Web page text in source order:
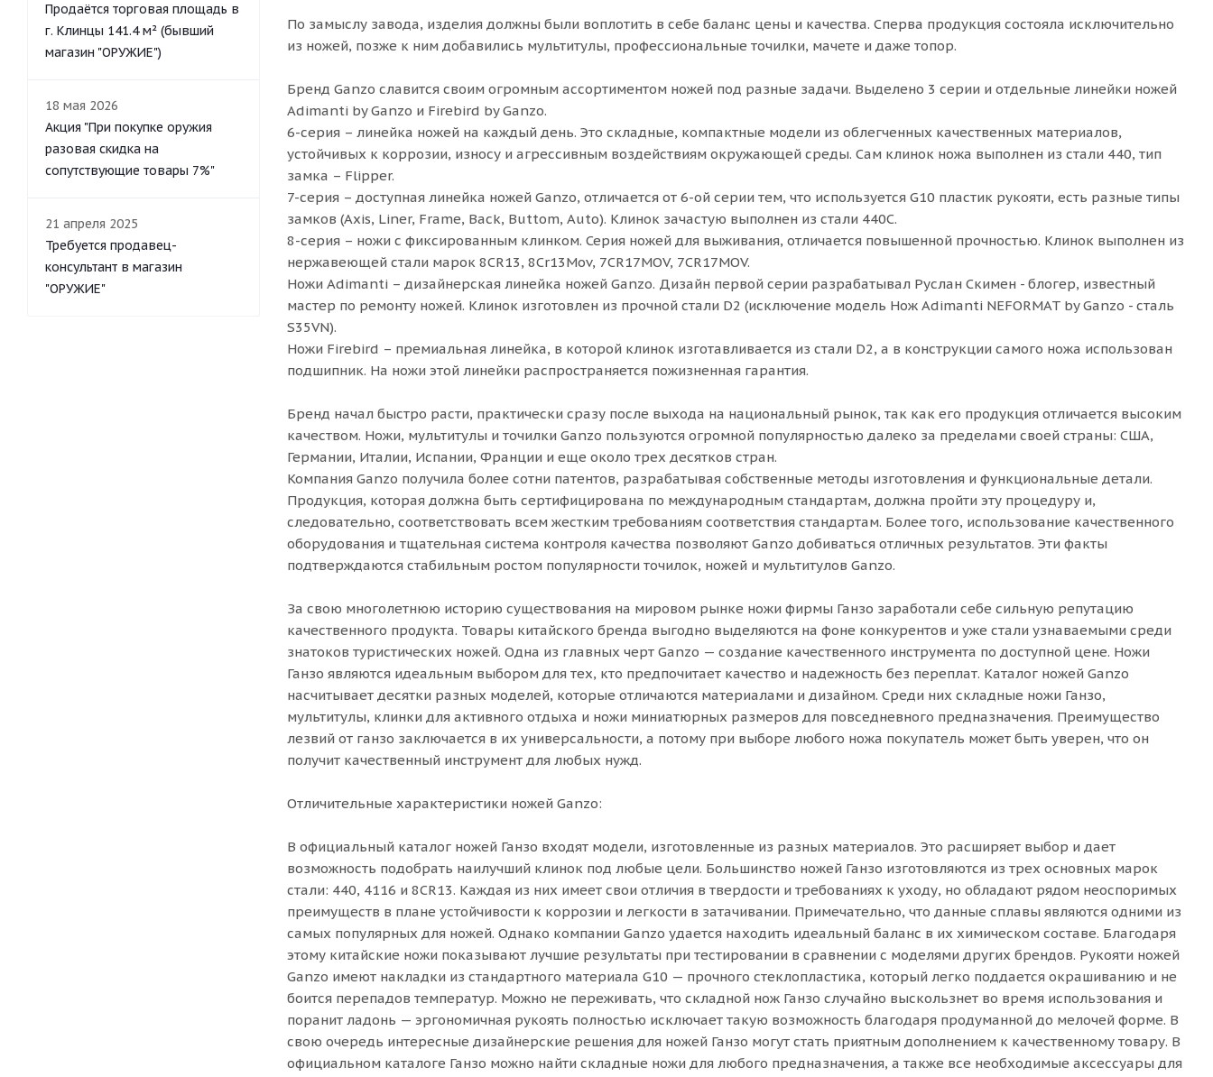
По замыслу завода, изделия должны были воплотить в себе баланс цены и качества. Сперва продукция состояла исключительно
из ножей, позже к ним добавились мультитулы, профессиональные точилки, мачете и даже топор.
Бренд Ganzo славится своим огромным ассортиментом ножей под разные задачи. Выделено 3 серии и отдельные линейки ножей
Adimanti by Ganzo и Firebird by Ganzo.
6-серия – линейка ножей на каждый день. Это складные, компактные модели из облегченных качественных материалов,
устойчивых к коррозии, износу и агрессивным воздействиям окружающей среды. Сам клинок ножа выполнен из стали 440, тип
замка – Flipper.
7-серия – доступная линейка ножей Ganzo, отличается от 6-ой серии тем, что используется G10 пластик рукояти, есть разные типы
замков (Axis, Liner, Frame, Back, Buttom, Auto). Клинок зачастую выполнен из стали 440C.
8-серия – ножи с фиксированным клинком. Серия ножей для выживания, отличается повышенной прочностью. Клинок выполнен из
нержавеющей стали марок 8CR13, 8Cr13Mov, 7CR17MOV, 7CR17MOV.
Ножи Adimanti – дизайнерская линейка ножей Ganzo. Дизайн первой серии разрабатывал Руслан Скимен - блогер, известный
мастер по ремонту ножей. Клинок изготовлен из прочной стали D2 (исключение модель Нож Adimanti NEFORMAT by Ganzo - сталь
S35VN).
Ножи Firebird – премиальная линейка, в которой клинок изготавливается из стали D2, а в конструкции самого ножа использован
подшипник. На ножи этой линейки распространяется пожизненная гарантия.
Бренд начал быстро расти, практически сразу после выхода на национальный рынок, так как его продукция отличается высоким
качеством. Ножи, мультитулы и точилки Ganzo пользуются огромной популярностью далеко за пределами своей страны: США,
Германии, Италии, Испании, Франции и еще около трех десятков стран.
Компания Ganzo получила более сотни патентов, разрабатывая собственные методы изготовления и функциональные детали.
Продукция, которая должна быть сертифицирована по международным стандартам, должна пройти эту процедуру и,
следовательно, соответствовать всем жестким требованиям соответствия стандартам. Более того, использование качественного
оборудования и тщательная система контроля качества позволяют Ganzo добиваться отличных результатов. Эти факты
подтверждаются стабильным ростом популярности точилок, ножей и мультитулов Ganzo.
За свою многолетнюю историю существования на мировом рынке ножи фирмы Ганзо заработали себе сильную репутацию
качественного продукта. Товары китайского бренда выгодно выделяются на фоне конкурентов и уже стали узнаваемыми среди
знатоков туристических ножей. Одна из главных черт Ganzo — создание качественного инструмента по доступной цене. Ножи
Ганзо являются идеальным выбором для тех, кто предпочитает качество и надежность без переплат. Каталог ножей Ganzo
насчитывает десятки разных моделей, которые отличаются материалами и дизайном. Среди них складные ножи Ганзо,
мультитулы, клинки для активного отдыха и ножи миниатюрных размеров для повседневного предназначения. Преимущество
лезвий от ганзо заключается в их универсальности, а потому при выборе любого ножа покупатель может быть уверен, что он
получит качественный инструмент для любых нужд.
Отличительные характеристики ножей Ganzo:
В официальный каталог ножей Ганзо входят модели, изготовленные из разных материалов. Это расширяет выбор и дает
возможность подобрать наилучший клинок под любые цели. Большинство ножей Ганзо изготовляются из трех основных марок
стали: 440, 4116 и 8CR13. Каждая из них имеет свои отличия в твердости и требованиях к уходу, но обладают рядом неоспоримых
преимуществ в плане устойчивости к коррозии и легкости в затачивании. Примечательно, что данные сплавы являются одними из
самых популярных для ножей. Однако компании Ganzo удается находить идеальный баланс в их химическом составе. Благодаря
этому китайские ножи показывают лучшие результаты при тестировании в сравнении с моделями других брендов. Рукояти ножей
Ganzo имеют накладки из стандартного материала G10 — прочного стеклопластика, который легко поддается окрашиванию и не
боится перепадов температур. Можно не переживать, что складной нож Ганзо случайно выскользнет во время использования и
поранит ладонь — эргономичная рукоять полностью исключает такую возможность благодаря продуманной до мелочей форме. В
свою очередь интересные дизайнерские решения для ножей Ганзо могут стать приятным дополнением к качественному товару. В
официальном каталоге Ганзо можно найти складные ножи для любого предназначения, а также все необходимые аксессуары для
Продаётся торговая площадь в
г. Клинцы 141.4 м² (бывший
магазин "ОРУЖИЕ")
18 мая 2026
Акция "При покупке оружия
разовая скидка на
сопутствующие товары 7%"
21 апреля 2025
Требуется продавец-
консультант в магазин
"ОРУЖИЕ"